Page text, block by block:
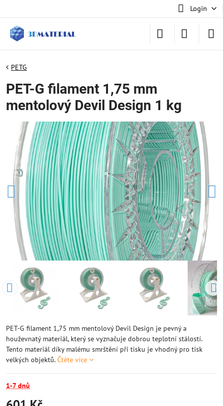
Login
PETG
PET-G filament 1,75 mm
mentolový Devil Design 1 kg
PET-G filament 1,75 mm mentolový Devil Design je pevný a
houževnatý materiál, který se vyznačuje dobrou teplotní stálostí.
Tento materiál díky malému smrštění při tisku je vhodný pro tisk
velkých objektů.Čtěte více
1-7 dnů